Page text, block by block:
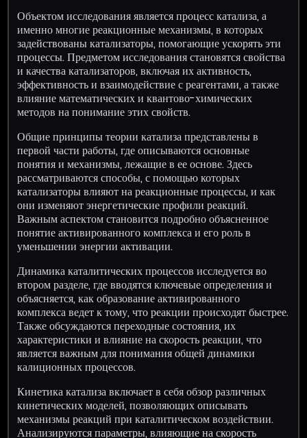
Объектом исследования является процесс катализа, а
именно многие реакционные механизмы, в которых
задействованы катализаторы, помогающие ускорять эти
процессы. Предметом исследования становятся свойства
и качества катализаторов, включая их активность,
эффективность и взаимодействие с реагентами, а также
влияние математических и квантово-химических
методов на понимание этих свойств.
Общие принципы теории катализа представлены в
первой части работы, где описываются основные
понятия и механизмы, лежащие в ее основе. Здесь
рассматриваются способы, с помощью которых
катализаторы влияют на реакционные процессы, и как
они изменяют энергетические профили реакций.
Важным аспектом становится подробно объясненное
понятие активированного комплекса и его роль в
уменьшении энергии активации.
Динамика каталитических процессов исследуется во
втором разделе, где вводятся ключевые определения и
объясняется, как образование активированного
комплекса ведет к тому, что реакции происходят быстрее.
Также обсуждаются переходные состояния, их
характеристики и влияние на скорость реакции, что
является важным для понимания общей динамики
калиционных процессов.
Кинетика катализа включает в себя обзор различных
кинетических моделей, позволяющих описывать
механизмы реакций при каталитическом воздействии.
Анализируются параметры, влияющие на скорость